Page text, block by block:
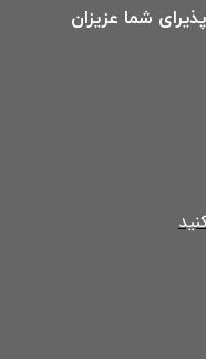
شما عزیزان